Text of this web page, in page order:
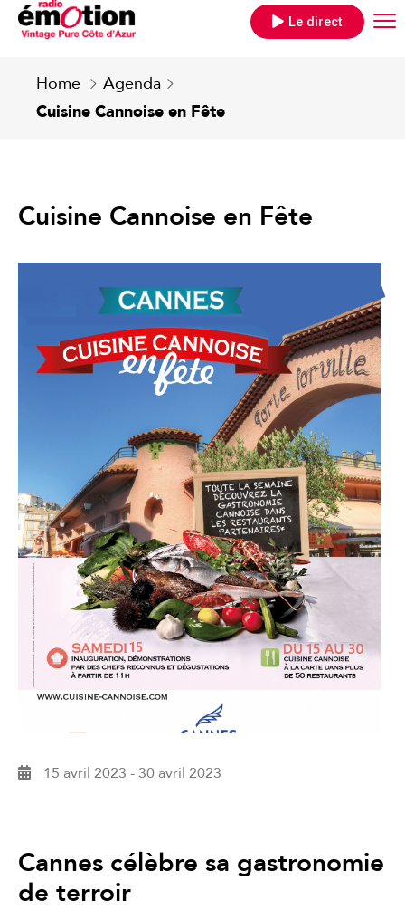
Le direct
Home
Agenda
Cuisine Cannoise en Fête
Cuisine Cannoise en Fête
15 avril 2023 - 30 avril 2023
Cannes célèbre sa gastronomie
de terroir